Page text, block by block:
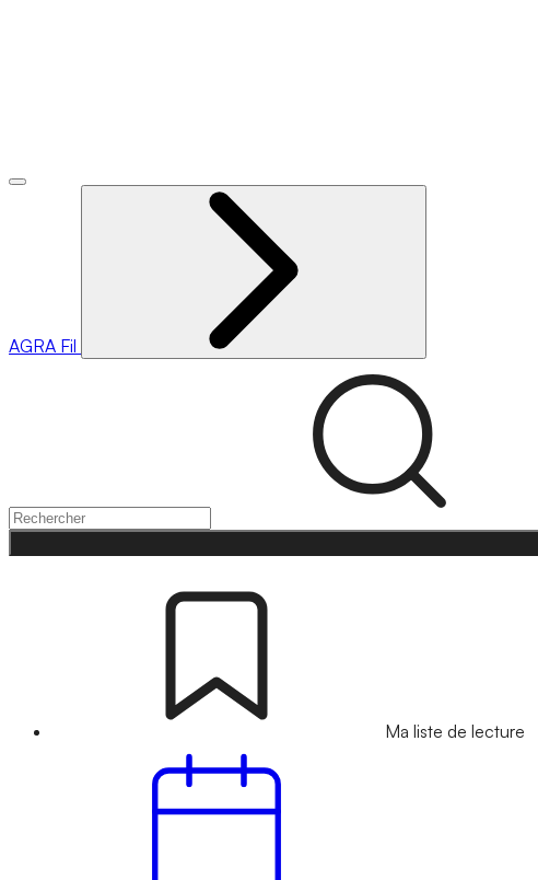
AGRA Fil
Ma liste de lecture